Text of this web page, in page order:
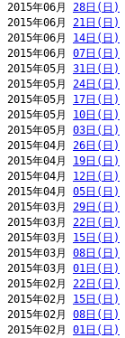
2015年06月 28日(日)
2015年06月 21日(日)
2015年06月 14日(日)
2015年06月 07日(日)
2015年05月 31日(日)
2015年05月 24日(日)
2015年05月 17日(日)
2015年05月 10日(日)
2015年05月 03日(日)
2015年04月 26日(日)
2015年04月 19日(日)
2015年04月 12日(日)
2015年04月 05日(日)
2015年03月 29日(日)
2015年03月 22日(日)
2015年03月 15日(日)
2015年03月 08日(日)
2015年03月 01日(日)
2015年02月 22日(日)
2015年02月 15日(日)
2015年02月 08日(日)
2015年02月 01日(日)